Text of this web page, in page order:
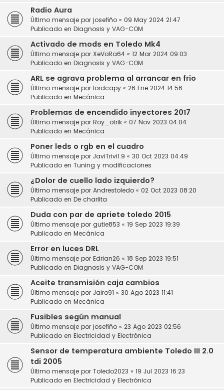
Radio Aura
Último mensaje por josefiño « 09 May 2024 21:47
Publicado en Diagnosis y VAG-COM
Activado de mods en Toledo Mk4
Último mensaje por XeVoRa64 « 12 Mar 2024 09:03
Publicado en Diagnosis y VAG-COM
ARL se agrava problema al arrancar en frio
Último mensaje por lordcapy « 26 Ene 2024 14:56
Publicado en Mecánica
Problemas de encendido inyectores 2017
Último mensaje por Roy_otrik « 07 Nov 2023 04:04
Publicado en Mecánica
Poner leds o rgb en el cuadro
Último mensaje por JaviTrivi1.9 « 30 Oct 2023 04:49
Publicado en Tuning y modificaciones
¿Dolor de cuello lado izquierdo?
Último mensaje por Andrestoledo « 02 Oct 2023 08:20
Publicado en De charlita
Duda con par de apriete toledo 2015
Último mensaje por gutie853 « 19 Sep 2023 19:39
Publicado en Mecánica
Error en luces DRL
Último mensaje por Edrian26 « 18 Sep 2023 19:51
Publicado en Diagnosis y VAG-COM
Aceite transmisión caja cambios
Último mensaje por Jairo91 « 30 Ago 2023 11:41
Publicado en Mecánica
Fusibles según manual
Último mensaje por josefiño « 23 Ago 2023 02:56
Publicado en Electricidad y Electrónica
Sensor de temperatura ambiente Toledo III 2.0
tdi 2005
Último mensaje por Toledo2023 « 19 Jul 2023 16:23
Publicado en Electricidad y Electrónica